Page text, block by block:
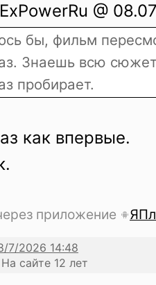
@
бы, фильм
Знаешь всю
пробирает.
как впервые.
приложение
сайте 12 лет